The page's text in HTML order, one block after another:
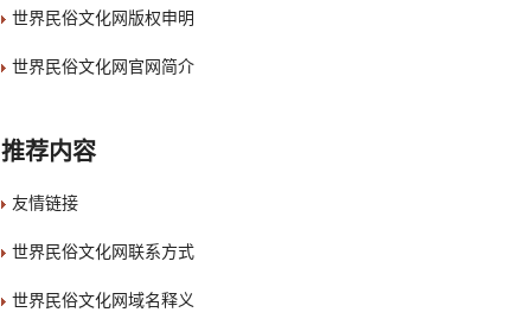
世界民俗文化网版权申明
世界民俗文化网官网简介
推荐内容
友情链接
世界民俗文化网联系方式
世界民俗文化网域名释义